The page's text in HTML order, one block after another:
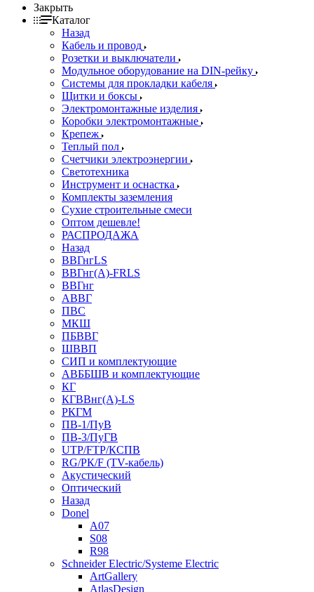
Закрыть
Каталог
Назад
Кабель и провод
Розетки и выключатели
Модульное оборудование на DIN-рейку
Системы для прокладки кабеля
Щитки и боксы
Электромонтажные изделия
Коробки электромонтажные
Крепеж
Теплый пол
Счетчики электроэнергии
Светотехника
Инструмент и оснастка
Комплекты заземления
Сухие строительные смеси
Оптом дешевле!
РАСПРОДАЖА
Назад
ВВГнгLS
ВВГнг(А)-FRLS
ВВГнг
АВВГ
ПВС
МКШ
ПБВВГ
ШВВП
СИП и комплектующие
АВББШВ и комплектующие
КГ
КГВВнг(А)-LS
РКГМ
ПВ-1/ПуВ
ПВ-3/ПуГВ
UTP/FTP/КСПВ
RG/РК/F (TV-кабель)
Акустический
Оптический
Назад
Donel
A07
S08
R98
Schneider Electric/Systeme Electric
ArtGallery
AtlasDesign